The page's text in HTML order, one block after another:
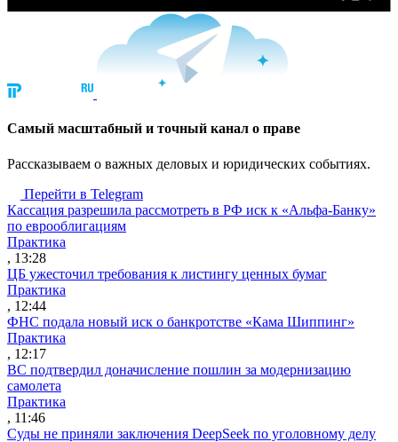
Cамый масштабный и точный канал о праве
Рассказываем о важных деловых и юридических событиях.
Перейти в Telegram
Кассация разрешила рассмотреть в РФ иск к «Альфа-Банку»
по еврооблигациям
Практика
, 13:28
ЦБ ужесточил требования к листингу ценных бумаг
Практика
, 12:44
ФНС подала новый иск о банкротстве «Кама Шиппинг»
Практика
, 12:17
ВС подтвердил доначисление пошлин за модернизацию
самолета
Практика
, 11:46
Суды не приняли заключения DeepSeek по уголовному делу